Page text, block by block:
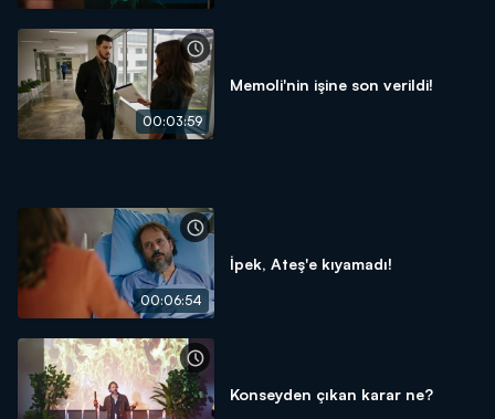
00:03:59
Memoli'nin işine son verildi!
00:06:54
İpek, Ateş'e kıyamadı!
Konseyden çıkan karar ne?